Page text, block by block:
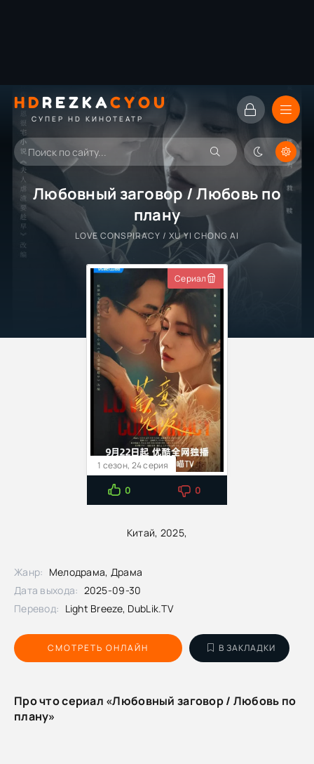
HDREZKACYOU
СУПЕР HD КИНОТЕАТР
Любовный заговор / Любовь по
плану
LOVE CONSPIRACY / XU YI CHONG AI
Китай, 2025,
Сериал
1 сезон, 24 серия
0 0
СМОТРЕТЬ ОНЛАЙН В ЗАКЛАДКИ
Жанр: Мелодрама, Драма
Дата выхода: 2025-09-30
Перевод: Light Breeze, DubLik.TV
Про что сериал «Любовный заговор / Любовь по
плану»